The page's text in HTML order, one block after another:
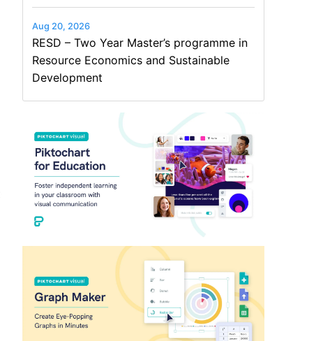
Aug 20, 2026
RESD – Two Year Master’s programme in
Resource Economics and Sustainable
Development